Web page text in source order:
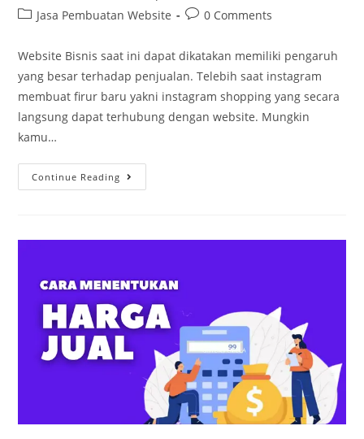
Jasa Pembuatan Website
0 Comments
Website Bisnis saat ini dapat dikatakan memiliki pengaruh
yang besar terhadap penjualan. Telebih saat instagram
membuat firur baru yakni instagram shopping yang secara
langsung dapat terhubung dengan website. Mungkin
kamu…
Continue Reading